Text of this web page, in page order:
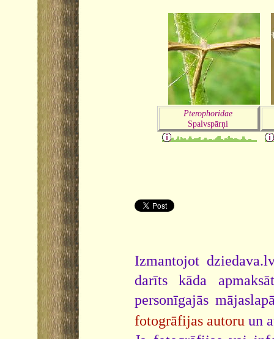
Pterophoridae
Spalvspārņi
Izmantojot
darīts kāda
personīgajās
fotogrāfijas autoru un